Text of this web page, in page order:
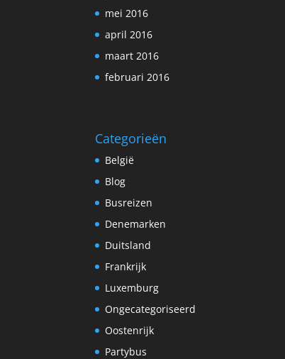
mei 2016
april 2016
maart 2016
februari 2016
Categorieën
België
Blog
Busreizen
Denemarken
Duitsland
Frankrijk
Luxemburg
Ongecategoriseerd
Oostenrijk
Partybus